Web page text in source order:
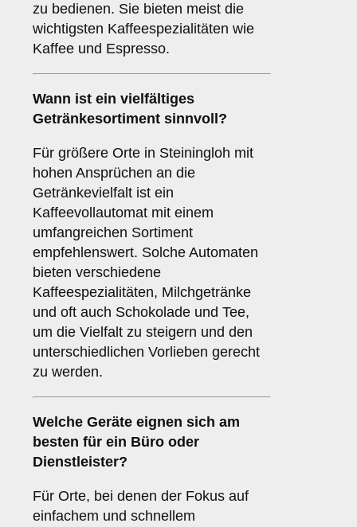
zu bedienen. Sie bieten meist die
wichtigsten Kaffeespezialitäten wie
Kaffee und Espresso.
Wann ist ein vielfältiges
Getränkesortiment sinnvoll?
Für größere Orte in Steiningloh mit
hohen Ansprüchen an die
Getränkevielfalt ist ein
Kaffeevollautomat mit einem
umfangreichen Sortiment
empfehlenswert. Solche Automaten
bieten verschiedene
Kaffeespezialitäten, Milchgetränke
und oft auch Schokolade und Tee,
um die Vielfalt zu steigern und den
unterschiedlichen Vorlieben gerecht
zu werden.
Welche Geräte eignen sich am
besten für ein Büro oder
Dienstleister?
Für Orte, bei denen der Fokus auf
einfachem und schnellem